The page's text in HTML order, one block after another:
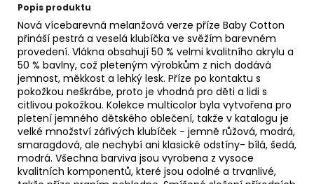
Popis produktu
Nová vícebarevná melanžová verze příze Baby Cotton
přináší pestrá a veselá klubíčka ve svěžím barevném
provedení. Vlákna obsahují 50 % velmi kvalitního akrylu a
50 % bavlny, což pleteným výrobkům z nich dodává
jemnost, měkkost a lehký lesk. Příze po kontaktu s
pokožkou neškrábe, proto je vhodná pro děti a lidi s
citlivou pokožkou. Kolekce multicolor byla vytvořena pro
pletení jemného dětského oblečení, takže v katalogu je
velké množství zářivých klubíček - jemně růžová, modrá,
smaragdová, ale nechybí ani klasické odstíny- bílá, šedá,
modrá. Všechna barviva jsou vyrobena z vysoce
kvalitních komponentů, které jsou odolné a trvanlivé,
YARNART
MACRAME
COTTON
800
68
Kč